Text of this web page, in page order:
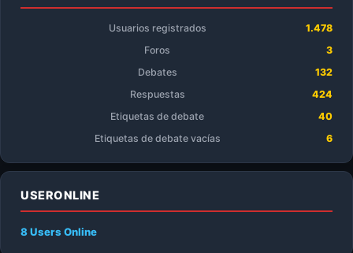
Usuarios registrados
1.478
Foros
3
Debates
132
Respuestas
424
Etiquetas de debate
40
Etiquetas de debate vacías
6
USERONLINE
8 Users Online